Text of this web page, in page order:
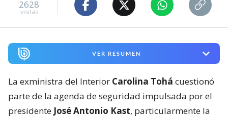
2628
visitas
VER RESUMEN
La exministra del Interior Carolina Tohá cuestionó
parte de la agenda de seguridad impulsada por el
presidente José Antonio Kast, particularmente la